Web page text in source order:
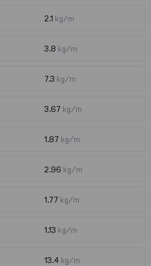
2.1 kg/m
3.8 kg/m
7.3 kg/m
3.67 kg/m
1.87 kg/m
2.96 kg/m
1.77 kg/m
1.13 kg/m
13.4 kg/m